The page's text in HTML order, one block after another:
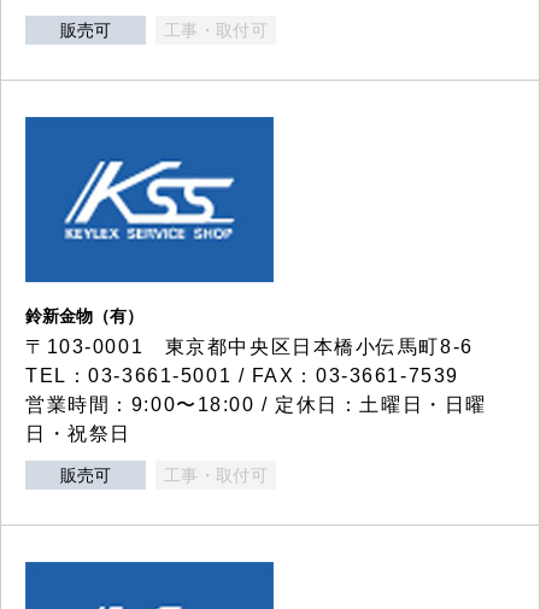
販売可 工事・取付可
鈴新金物（有）
〒103-0001 東京都中央区日本橋小伝馬町8-6
TEL：03-3661-5001 / FAX：03-3661-7539
営業時間：9:00〜18:00 / 定休日：土曜日・日曜
日・祝祭日
販売可 工事・取付可